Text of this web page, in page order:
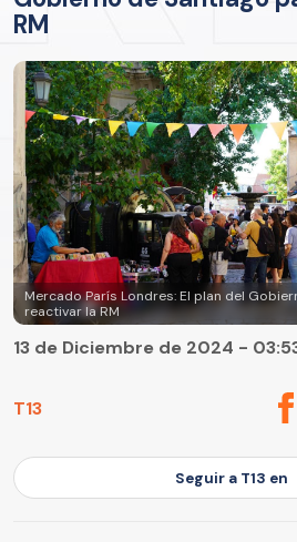
RM
Mercado París Londres: El plan del
reactivar la RM
T13
13 de Diciembre de 2024 -
Seguir a T13 en